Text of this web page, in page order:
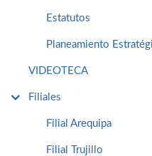
Estatutos
Planeamiento
VIDEOTECA
Filiales
Filial Arequipa
Filial Trujillo